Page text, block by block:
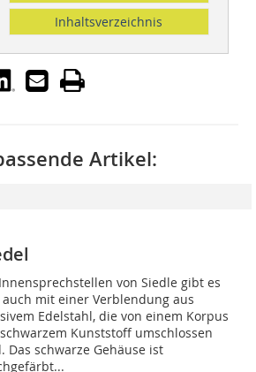
Inhaltsverzeichnis
Artikel:
von Siedle gibt es
mit einer Verblendung aus
Edelstahl, die von einem Korpus
Kunststoff umschlossen
Das schwarze Gehäuse ist